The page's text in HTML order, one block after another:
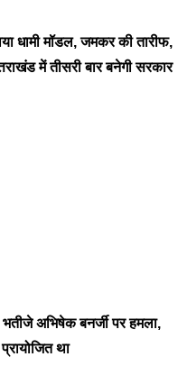
धामी मॉडल, जमकर की तारीफ,
में तीसरी बार बनेगी सरकार
अभिषेक बनर्जी पर हमला,
था